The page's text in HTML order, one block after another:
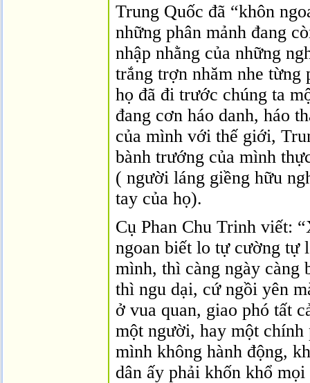
Trung Quốc đã “khôn
những phân mảnh đang
nhập nhằng của những
trắng trợn nhăm nhe từng
họ đã đi trước chúng ta
đang cơn háo danh, háo
của mình với thế giới,
bành trướng của mình
( người láng giềng hữu
tay của họ).
Cụ Phan Chu Trinh viết:
ngoan biết lo tự cường tự
mình, thì càng ngày càng
thì ngu dại, cứ ngồi yên
ở vua quan, giao phó tất
một người, hay một chính
mình không hành động,
dân ấy phải khốn khổ